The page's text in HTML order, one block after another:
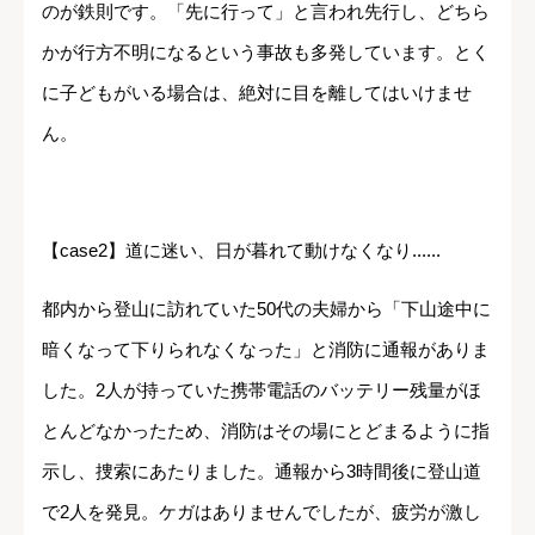
のが鉄則です。「先に行って」と言われ先行し、どちら
かが行方不明になるという事故も多発しています。とく
に子どもがいる場合は、絶対に目を離してはいけませ
ん。
【case2】道に迷い、日が暮れて動けなくなり......
都内から登山に訪れていた50代の夫婦から「下山途中に
暗くなって下りられなくなった」と消防に通報がありま
した。2人が持っていた携帯電話のバッテリー残量がほ
とんどなかったため、消防はその場にとどまるように指
示し、捜索にあたりました。通報から3時間後に登山道
で2人を発見。ケガはありませんでしたが、疲労が激し